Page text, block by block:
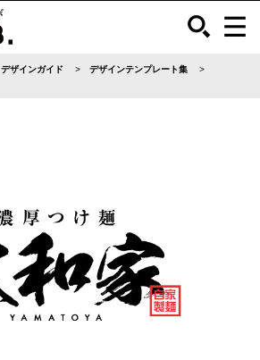
デザインガイド
デザインテンプレート集